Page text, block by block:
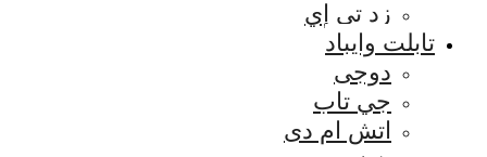
زد تي إي
تابلت وايباد
دوجى
جي تاب
اتش ام دى